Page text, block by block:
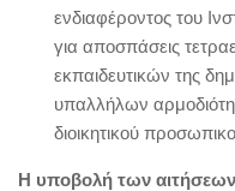
ενδιαφέροντος του
για αποσπάσεις
εκπαιδευτικών της
υπαλλήλων
διοικητικού
Η υποβολή των αιτήσεων